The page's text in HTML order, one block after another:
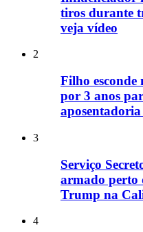
tiros durante
veja vídeo
2
Filho esconde
por 3 anos
3
Serviço
armado perto
Trump na
4